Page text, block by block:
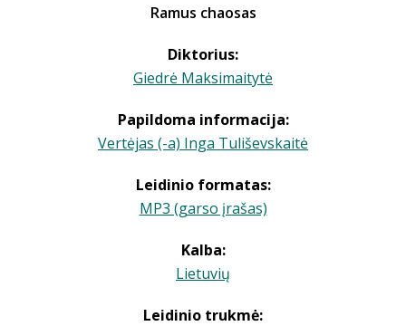
Ramus chaosas
Diktorius:
Giedrė Maksimaitytė
Papildoma informacija:
Vertėjas (-a) Inga Tuliševskaitė
Leidinio formatas:
MP3 (garso įrašas)
Kalba:
Lietuvių
Leidinio trukmė: